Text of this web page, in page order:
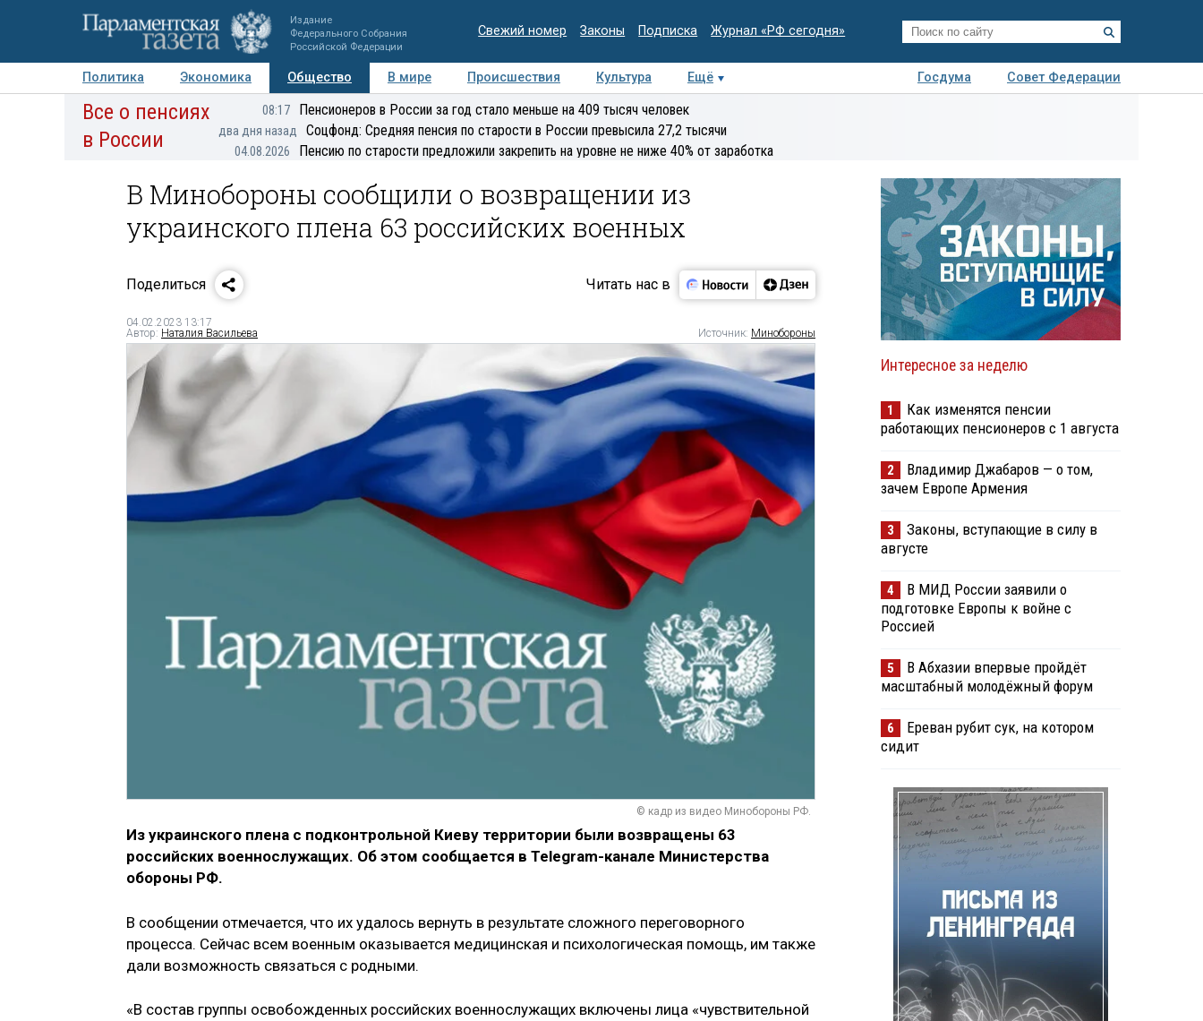
Издание
Федерального Собрания
Российской Федерации
Свежий номер Законы Подписка Журнал «РФ сегодня»
Политика Экономика Общество В мире Происшествия Культура Ещё Госдума
Совет Федерации
Авторы Персоны Мнения Регионы Медиацентр Интервью Колумнисты
Все о пенсиях
в России
08:17 Пенсионеров в России за год стало меньше на 409 тысяч человек
два дня назад Соцфонд: Средняя пенсия по старости в России превысила 27,2 тысячи
04.08.2026 Пенсию по старости предложили закрепить на уровне не ниже 40% от заработка
В Минобороны сообщили о возвращении из
украинского плена 63 российских военных
Поделиться Читать нас в
04.02.2023 13:17
Автор: Наталия Васильева Источник: Минобороны
© кадр из видео Минобороны РФ.
Из украинского плена с подконтрольной Киеву территории были возвращены 63
российских военнослужащих. Об этом сообщается в Telegram-канале Министерства
обороны РФ.
В сообщении отмечается, что их удалось вернуть в результате сложного переговорного
процесса. Сейчас всем военным оказывается медицинская и психологическая помощь, им также
дали возможность связаться с родными.
«В состав группы освобожденных российских военнослужащих включены лица «чувствительной
Интересное за неделю
1
Как изменятся пенсии
работающих пенсионеров с 1 августа
2
Владимир Джабаров — о том,
зачем Европе Армения
3
Законы, вступающие в силу в
августе
4
В МИД России заявили о
подготовке Европы к войне с
Россией
5
В Абхазии впервые пройдёт
масштабный молодёжный форум
6
Ереван рубит сук, на котором
сидит